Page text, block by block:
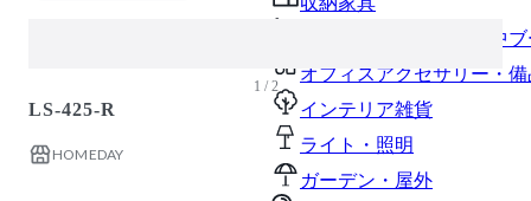
パーソナルブース・集中
オフィスアクセサリー・備
インテリア雑貨
ライト・照明
ガーデン・屋外
1 / 2
LS-425-R
HOMEDAY